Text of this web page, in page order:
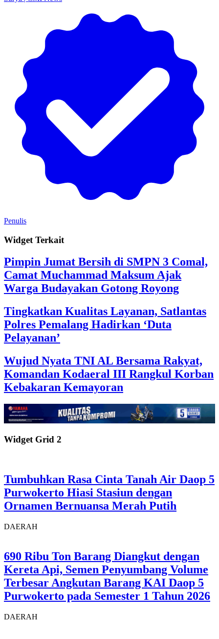
Penulis
Widget Terkait
Pimpin Jumat Bersih di SMPN 3 Comal,
Camat Muchammad Maksum Ajak
Warga Budayakan Gotong Royong
Tingkatkan Kualitas Layanan, Satlantas
Polres Pemalang Hadirkan ‘Duta
Pelayanan’
Wujud Nyata TNI AL Bersama Rakyat,
Komandan Kodaeral III Rangkul Korban
Kebakaran Kemayoran
Widget Grid 2
Tumbuhkan Rasa Cinta Tanah Air Daop 5
Purwokerto Hiasi Stasiun dengan
Ornamen Bernuansa Merah Putih
DAERAH
690 Ribu Ton Barang Diangkut dengan
Kereta Api, Semen Penyumbang Volume
Terbesar Angkutan Barang KAI Daop 5
Purwokerto pada Semester 1 Tahun 2026
DAERAH